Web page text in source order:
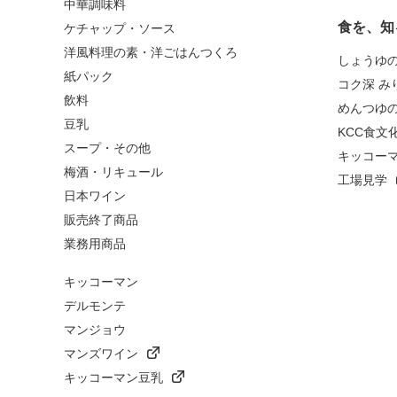
中華調味料
ケチャップ・ソース
洋風料理の素・洋ごはんつくろ
紙パック
飲料
豆乳
スープ・その他
梅酒・リキュール
日本ワイン
販売終了商品
業務用商品
キッコーマン
デルモンテ
マンジョウ
マンズワイン
キッコーマン豆乳
食を、
しょうゆ
コク深 み
めんつゆ
KCC食文
キッコー
工場見学